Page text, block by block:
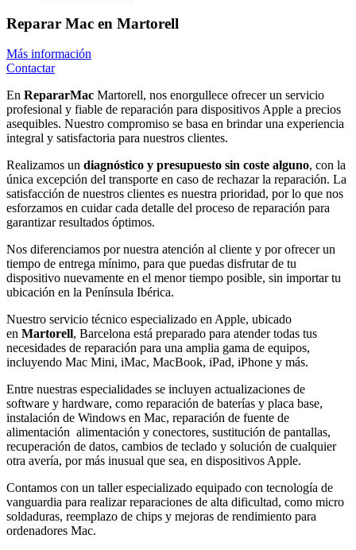
Reparar Mac en Martorell
Más información
Contactar
En RepararMac Martorell, nos enorgullece ofrecer un servicio
profesional y fiable de reparación para dispositivos Apple a precios
asequibles. Nuestro compromiso se basa en brindar una experiencia
integral y satisfactoria para nuestros clientes.
Realizamos un diagnóstico y presupuesto sin coste alguno, con la
única excepción del transporte en caso de rechazar la reparación. La
satisfacción de nuestros clientes es nuestra prioridad, por lo que nos
esforzamos en cuidar cada detalle del proceso de reparación para
garantizar resultados óptimos.
Nos diferenciamos por nuestra atención al cliente y por ofrecer un
tiempo de entrega mínimo, para que puedas disfrutar de tu
dispositivo nuevamente en el menor tiempo posible, sin importar tu
ubicación en la Península Ibérica.
Nuestro servicio técnico especializado en Apple, ubicado
en Martorell, Barcelona está preparado para atender todas tus
necesidades de reparación para una amplia gama de equipos,
incluyendo Mac Mini, iMac, MacBook, iPad, iPhone y más.
Entre nuestras especialidades se incluyen actualizaciones de
software y hardware, como reparación de baterías y placa base,
instalación de Windows en Mac, reparación de fuente de
alimentación alimentación y conectores, sustitución de pantallas,
recuperación de datos, cambios de teclado y solución de cualquier
otra avería, por más inusual que sea, en dispositivos Apple.
Contamos con un taller especializado equipado con tecnología de
vanguardia para realizar reparaciones de alta dificultad, como micro
soldaduras, reemplazo de chips y mejoras de rendimiento para
ordenadores Mac.